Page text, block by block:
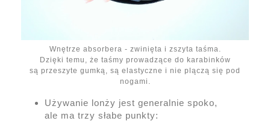
Wnętrze absorbera - zwinięta i zszyta taśma.
Dzięki temu, że taśmy prowadzące do karabinków
są przeszyte gumką, są elastyczne i nie plączą się pod
nogami.
Używanie lonży jest generalnie spoko,
ale ma trzy słabe punkty: